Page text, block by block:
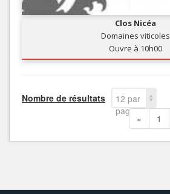
Clos Nicéa
Domaines viticoles
Ouvre à 10h00
Nombre de résultats
12 par
page
« 1